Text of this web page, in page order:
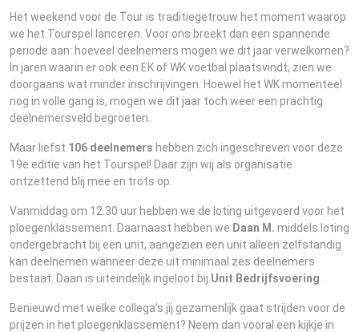
Het weekend voor de Tour is traditiegetrouw het moment waarop
we het Tourspel lanceren. Voor ons breekt dan een spannende
periode aan: hoeveel deelnemers mogen we dit jaar verwelkomen?
In jaren waarin er ook een EK of WK voetbal plaatsvindt, zien we
doorgaans wat minder inschrijvingen. Hoewel het WK momenteel
nog in volle gang is, mogen we dit jaar toch weer een prachtig
deelnemersveld begroeten.
Maar liefst 106 deelnemers hebben zich ingeschreven voor deze
19e editie van het Tourspel! Daar zijn wij als organisatie
ontzettend blij mee en trots op.
Vanmiddag om 12.30 uur hebben we de loting uitgevoerd voor het
ploegenklassement. Daarnaast hebben we Daan M. middels loting
ondergebracht bij een unit, aangezien een unit alleen zelfstandig
kan deelnemen wanneer deze uit minimaal zes deelnemers
bestaat. Daan is uiteindelijk ingeloot bij Unit Bedrijfsvoering
Benieuwd met welke collega’s jij gezamenlijk gaat strijden voor de
prijzen in het ploegenklassement? Neem dan vooral een kijkje in